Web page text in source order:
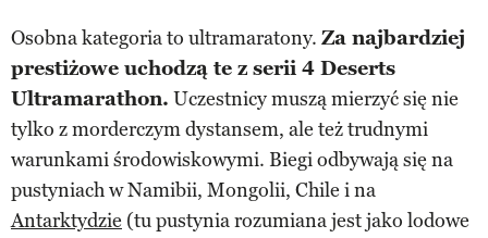
Osobna kategoria to ultramaratony. Za najbardziej
prestiżowe uchodzą te z serii 4 Deserts
Ultramarathon. Uczestnicy muszą mierzyć się nie
tylko z morderczym dystansem, ale też trudnymi
warunkami środowiskowymi. Biegi odbywają się na
pustyniach w Namibii, Mongolii, Chile i na
Antarktydzie (tu pustynia rozumiana jest jako lodowe